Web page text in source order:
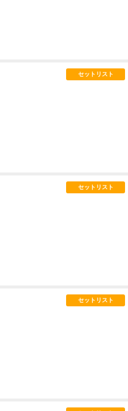
セットリスト
セットリスト
セットリスト